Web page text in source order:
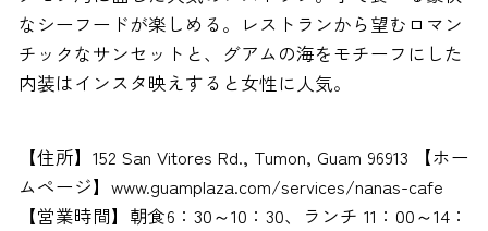
なシーフードが楽しめる。レストランから望むロマン
チックなサンセットと、グアムの海をモチーフにした
内装はインスタ映えすると女性に人気。
【住所】152 San Vitores Rd., Tumon, Guam 96913 【ホー
ムページ】www.guamplaza.com/services/nanas-cafe
【営業時間】朝食6：30～10：30、ランチ 11：00～14：